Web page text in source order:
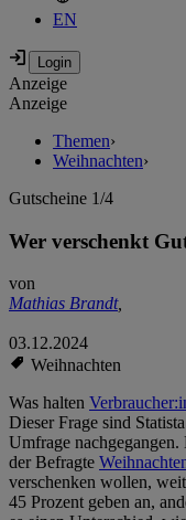
EN
Anzeige
Anzeige
Themen›
Weihnachten›
Gutscheine 1/4
Wer verschenkt
von
Mathias Brandt,
03.12.2024
Weihnachten
Was halten
Dieser Frage sind
Umfrage
der Befragte
verschenken wollen,
45 Prozent geben an,